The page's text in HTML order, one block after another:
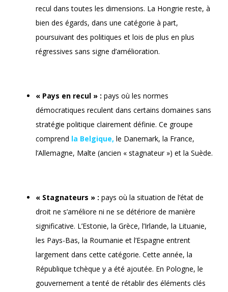
recul dans toutes les dimensions. La Hongrie reste, à
bien des égards, dans une catégorie à part,
poursuivant des politiques et lois de plus en plus
régressives sans signe d’amélioration.
« Pays en recul » : pays où les normes
démocratiques reculent dans certains domaines sans
stratégie politique clairement définie. Ce groupe
comprend la Belgique, le Danemark, la France,
l’Allemagne, Malte (ancien « stagnateur ») et la Suède.
« Stagnateurs » : pays où la situation de l’état de
droit ne s’améliore ni ne se détériore de manière
significative. L’Estonie, la Grèce, l’Irlande, la Lituanie,
les Pays-Bas, la Roumanie et l’Espagne entrent
largement dans cette catégorie. Cette année, la
République tchèque y a été ajoutée. En Pologne, le
gouvernement a tenté de rétablir des éléments clés